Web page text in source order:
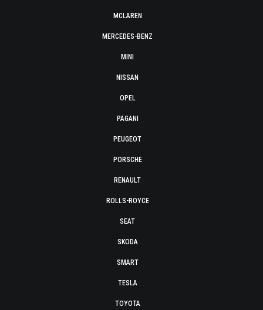
MCLAREN
MERCEDES-BENZ
MINI
NISSAN
OPEL
PAGANI
PEUGEOT
PORSCHE
RENAULT
ROLLS-ROYCE
SEAT
SKODA
SMART
TESLA
TOYOTA